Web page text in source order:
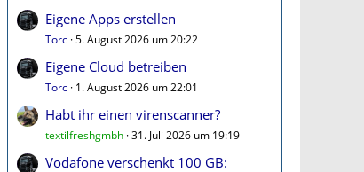
Eigene Apps erstellen
Torc 5. August 2026 um 20:22
Eigene Cloud betreiben
Torc 1. August 2026 um 22:01
Habt ihr einen virenscanner?
textilfreshgmbh 31. Juli 2026 um 19:19
Vodafone verschenkt 100 GB: